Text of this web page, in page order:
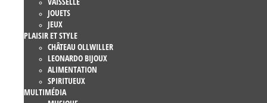
JOUETS
JEUX
PLAISIR ET STYLE
CHÂTEAU OLLWILLER
LEONARDO BIJOUX
ALIMENTATION
SPIRITUEUX
MULTIMÉDIA